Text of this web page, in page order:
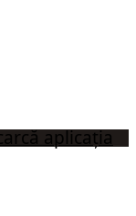
aplicația